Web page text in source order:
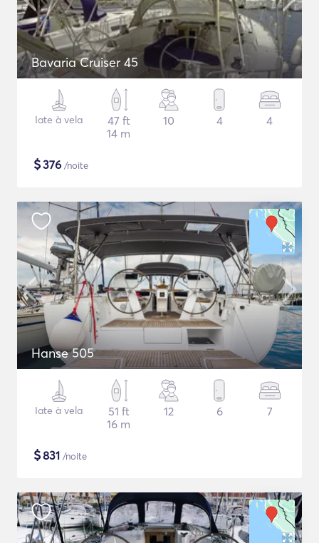
Bavaria Cruiser 45
Iate à vela
47 ft
14 m
10 4 4
$376 /noite
Hanse 505
Iate à vela
51 ft
16 m
12 6 7
$831 /noite